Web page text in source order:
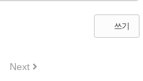
쓰기
Next